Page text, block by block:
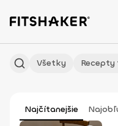
Všetky Recepty
Najčítanejšie